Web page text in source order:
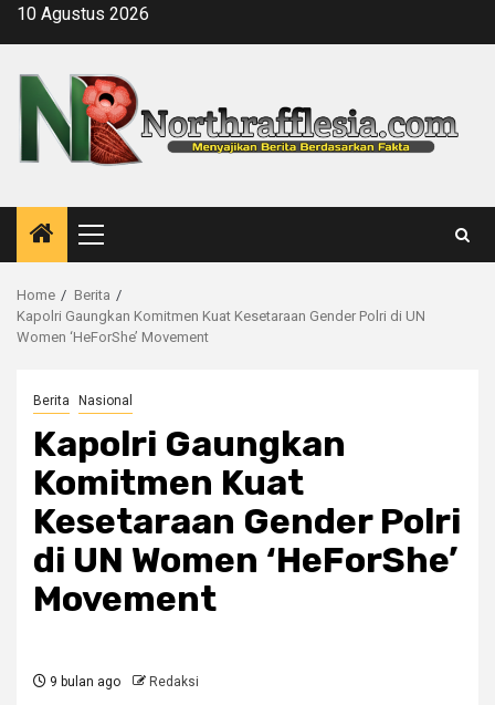
Skip10 Agustus 2026
Primary
Menu
Home
Berita
Kapolri Gaungkan Komitmen Kuat Kesetaraan Gender Polri di UN
Women ‘HeForShe’ Movement
Berita Nasional
Kapolri Gaungkan
Komitmen Kuat
Kesetaraan Gender Polri
di UN Women ‘HeForShe’
Movement
9 bulan ago Redaksi